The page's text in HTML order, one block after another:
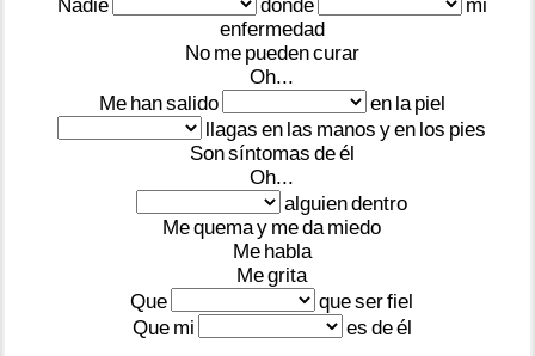
Nadie
dónde
mi
enfermedad
No me puedencurar
Oh...
Me hansalido en la piel
llagas en las manos yen los pies
Sonsíntomas deél
Oh...
alguiendentro
Mequemay meda miedo
Me habla
Megrita
Que
queserfiel
Que mi es deél